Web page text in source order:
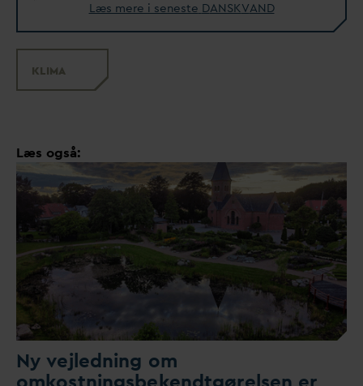
Læs mere i seneste DANSKVAND
KLIMA
Læs også:
Ny vejledning om